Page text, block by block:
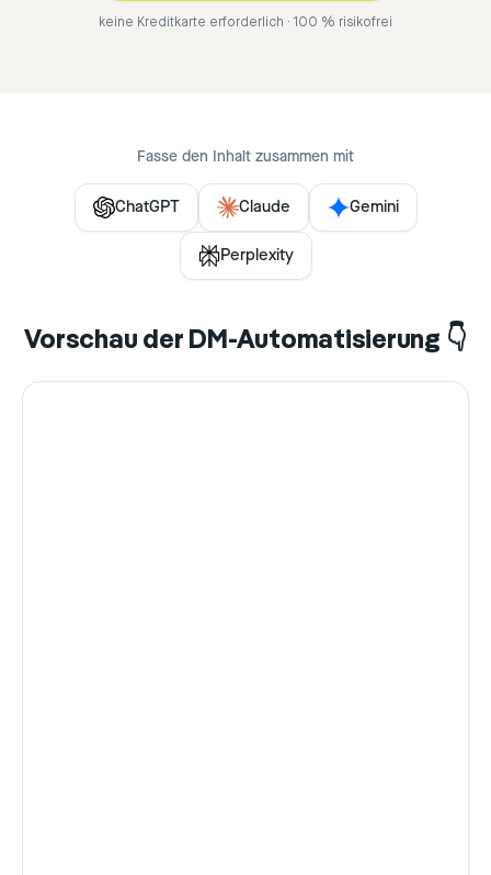
keine Kreditkarte erforderlich · 100 % risikofrei
Fasse den Inhalt zusammen mit
ChatGPT Claude Gemini
Perplexity
Vorschau der DM-Automatisierung 👇